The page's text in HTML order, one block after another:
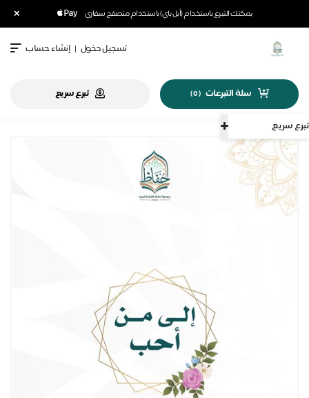
يمكنك التبرع باستخدام (أبل باي) باستخدام متصفح سفاري ×
تبرع سريع
تسجيل دخول | إنشاء حساب
سلة التبرعات (
0
) تبرع سريع